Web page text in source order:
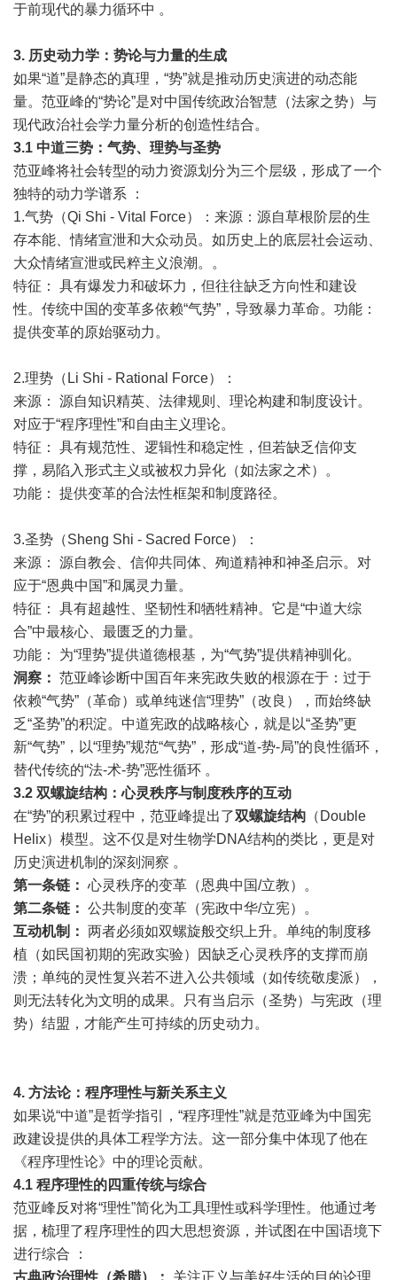
于前现代的暴力循环中 。
3. 历史动力学：势论与力量的生成
如果“道”是静态的真理，“势”就是推动历史演进的动态能
量。范亚峰的“势论”是对中国传统政治智慧（法家之势）与
现代政治社会学力量分析的创造性结合。
3.1 中道三势：气势、理势与圣势
范亚峰将社会转型的动力资源划分为三个层级，形成了一个
独特的动力学谱系 ：
1.气势（Qi Shi - Vital Force）：来源：源自草根阶层的生
存本能、情绪宣泄和大众动员。如历史上的底层社会运动、
大众情绪宣泄或民粹主义浪潮。。
特征： 具有爆发力和破坏力，但往往缺乏方向性和建设
性。传统中国的变革多依赖“气势”，导致暴力革命。功能：
提供变革的原始驱动力。
2.理势（Li Shi - Rational Force）：
来源： 源自知识精英、法律规则、理论构建和制度设计。
对应于“程序理性”和自由主义理论。
特征： 具有规范性、逻辑性和稳定性，但若缺乏信仰支
撑，易陷入形式主义或被权力异化（如法家之术）。
功能： 提供变革的合法性框架和制度路径。
3.圣势（Sheng Shi - Sacred Force）：
来源： 源自教会、信仰共同体、殉道精神和神圣启示。对
应于“恩典中国”和属灵力量。
特征： 具有超越性、坚韧性和牺牲精神。它是“中道大综
合”中最核心、最匮乏的力量。
功能： 为“理势”提供道德根基，为“气势”提供精神驯化。
洞察： 范亚峰诊断中国百年来宪政失败的根源在于：过于
依赖“气势”（革命）或单纯迷信“理势”（改良），而始终缺
乏“圣势”的积淀。中道宪政的战略核心，就是以“圣势”更
新“气势”，以“理势”规范“气势”，形成“道-势-局”的良性循环，
替代传统的“法-术-势”恶性循环 。
3.2 双螺旋结构：心灵秩序与制度秩序的互动
在“势”的积累过程中，范亚峰提出了双螺旋结构 （Double
Helix）模型。这不仅是对生物学DNA结构的类比，更是对
历史演进机制的深刻洞察 。
第一条链： 心灵秩序的变革（恩典中国/立教）。
第二条链： 公共制度的变革（宪政中华/立宪）。
互动机制： 两者必须如双螺旋般交织上升。单纯的制度移
植（如民国初期的宪政实验）因缺乏心灵秩序的支撑而崩
溃；单纯的灵性复兴若不进入公共领域（如传统敬虔派），
则无法转化为文明的成果。只有当启示（圣势）与宪政（理
势）结盟，才能产生可持续的历史动力。
4. 方法论：程序理性与新关系主义
如果说“中道”是哲学指引，“程序理性”就是范亚峰为中国宪
政建设提供的具体工程学方法。这一部分集中体现了他在
《程序理性论》中的理论贡献。
4.1 程序理性的四重传统与综合
范亚峰反对将“理性”简化为工具理性或科学理性。他通过考
据，梳理了程序理性的四大思想资源，并试图在中国语境下
进行综合 ：
古典政治理性（希腊）：
关注正义与美好生活的目的论理